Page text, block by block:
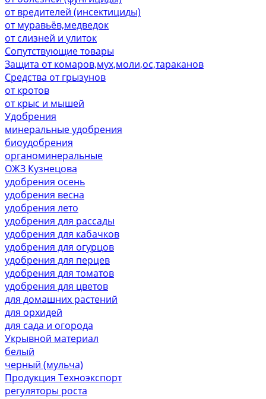
от вредителей (инсектициды)
от муравьёв,медведок
от слизней и улиток
Сопутствующие товары
Защита от комаров,мух,моли,ос,тараканов
Средства от грызунов
от кротов
от крыс и мышей
Удобрения
минеральные удобрения
биоудобрения
органоминеральные
ОЖЗ Кузнецова
удобрения осень
удобрения весна
удобрения лето
удобрения для рассады
удобрения для кабачков
удобрения для огурцов
удобрения для перцев
удобрения для томатов
удобрения для цветов
для домашних растений
для орхидей
для сада и огорода
Укрывной материал
белый
черный (мульча)
Продукция Техноэкспорт
регуляторы роста